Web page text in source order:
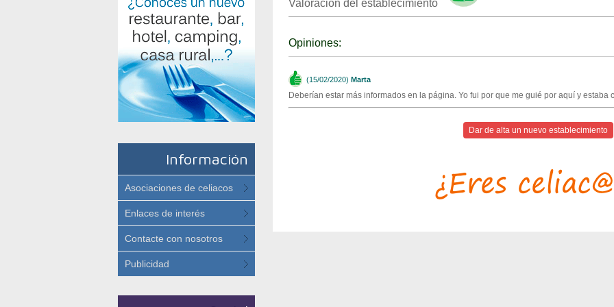
Información
Asociaciones de celiacos
Enlaces de interés
Contacte con nosotros
Publicidad
Valoración del establecimiento
Opiniones:
(15/02/2020) Marta
Deberían estar más informados en la página. Yo fui por que me guié por aquí y estaba
Dar de alta un nuevo establecimiento